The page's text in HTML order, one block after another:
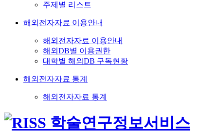
주제별 리스트
해외전자자료 이용안내
해외전자자료 이용안내
해외DB별 이용권한
대학별 해외DB 구독현황
해외전자자료 통계
해외전자자료 통계